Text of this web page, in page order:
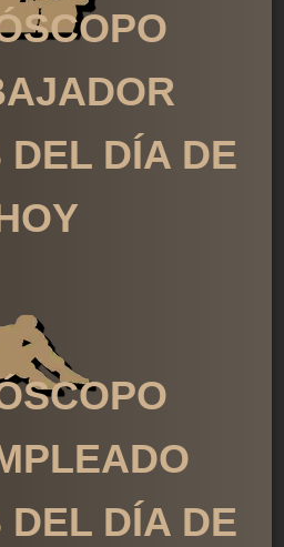
DEL DÍA DE
DEL DÍA DE